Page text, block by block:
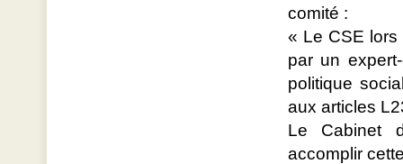
comité :
« Le CSE lors
par un
politique
aux articles
Le Cabinet
accomplir